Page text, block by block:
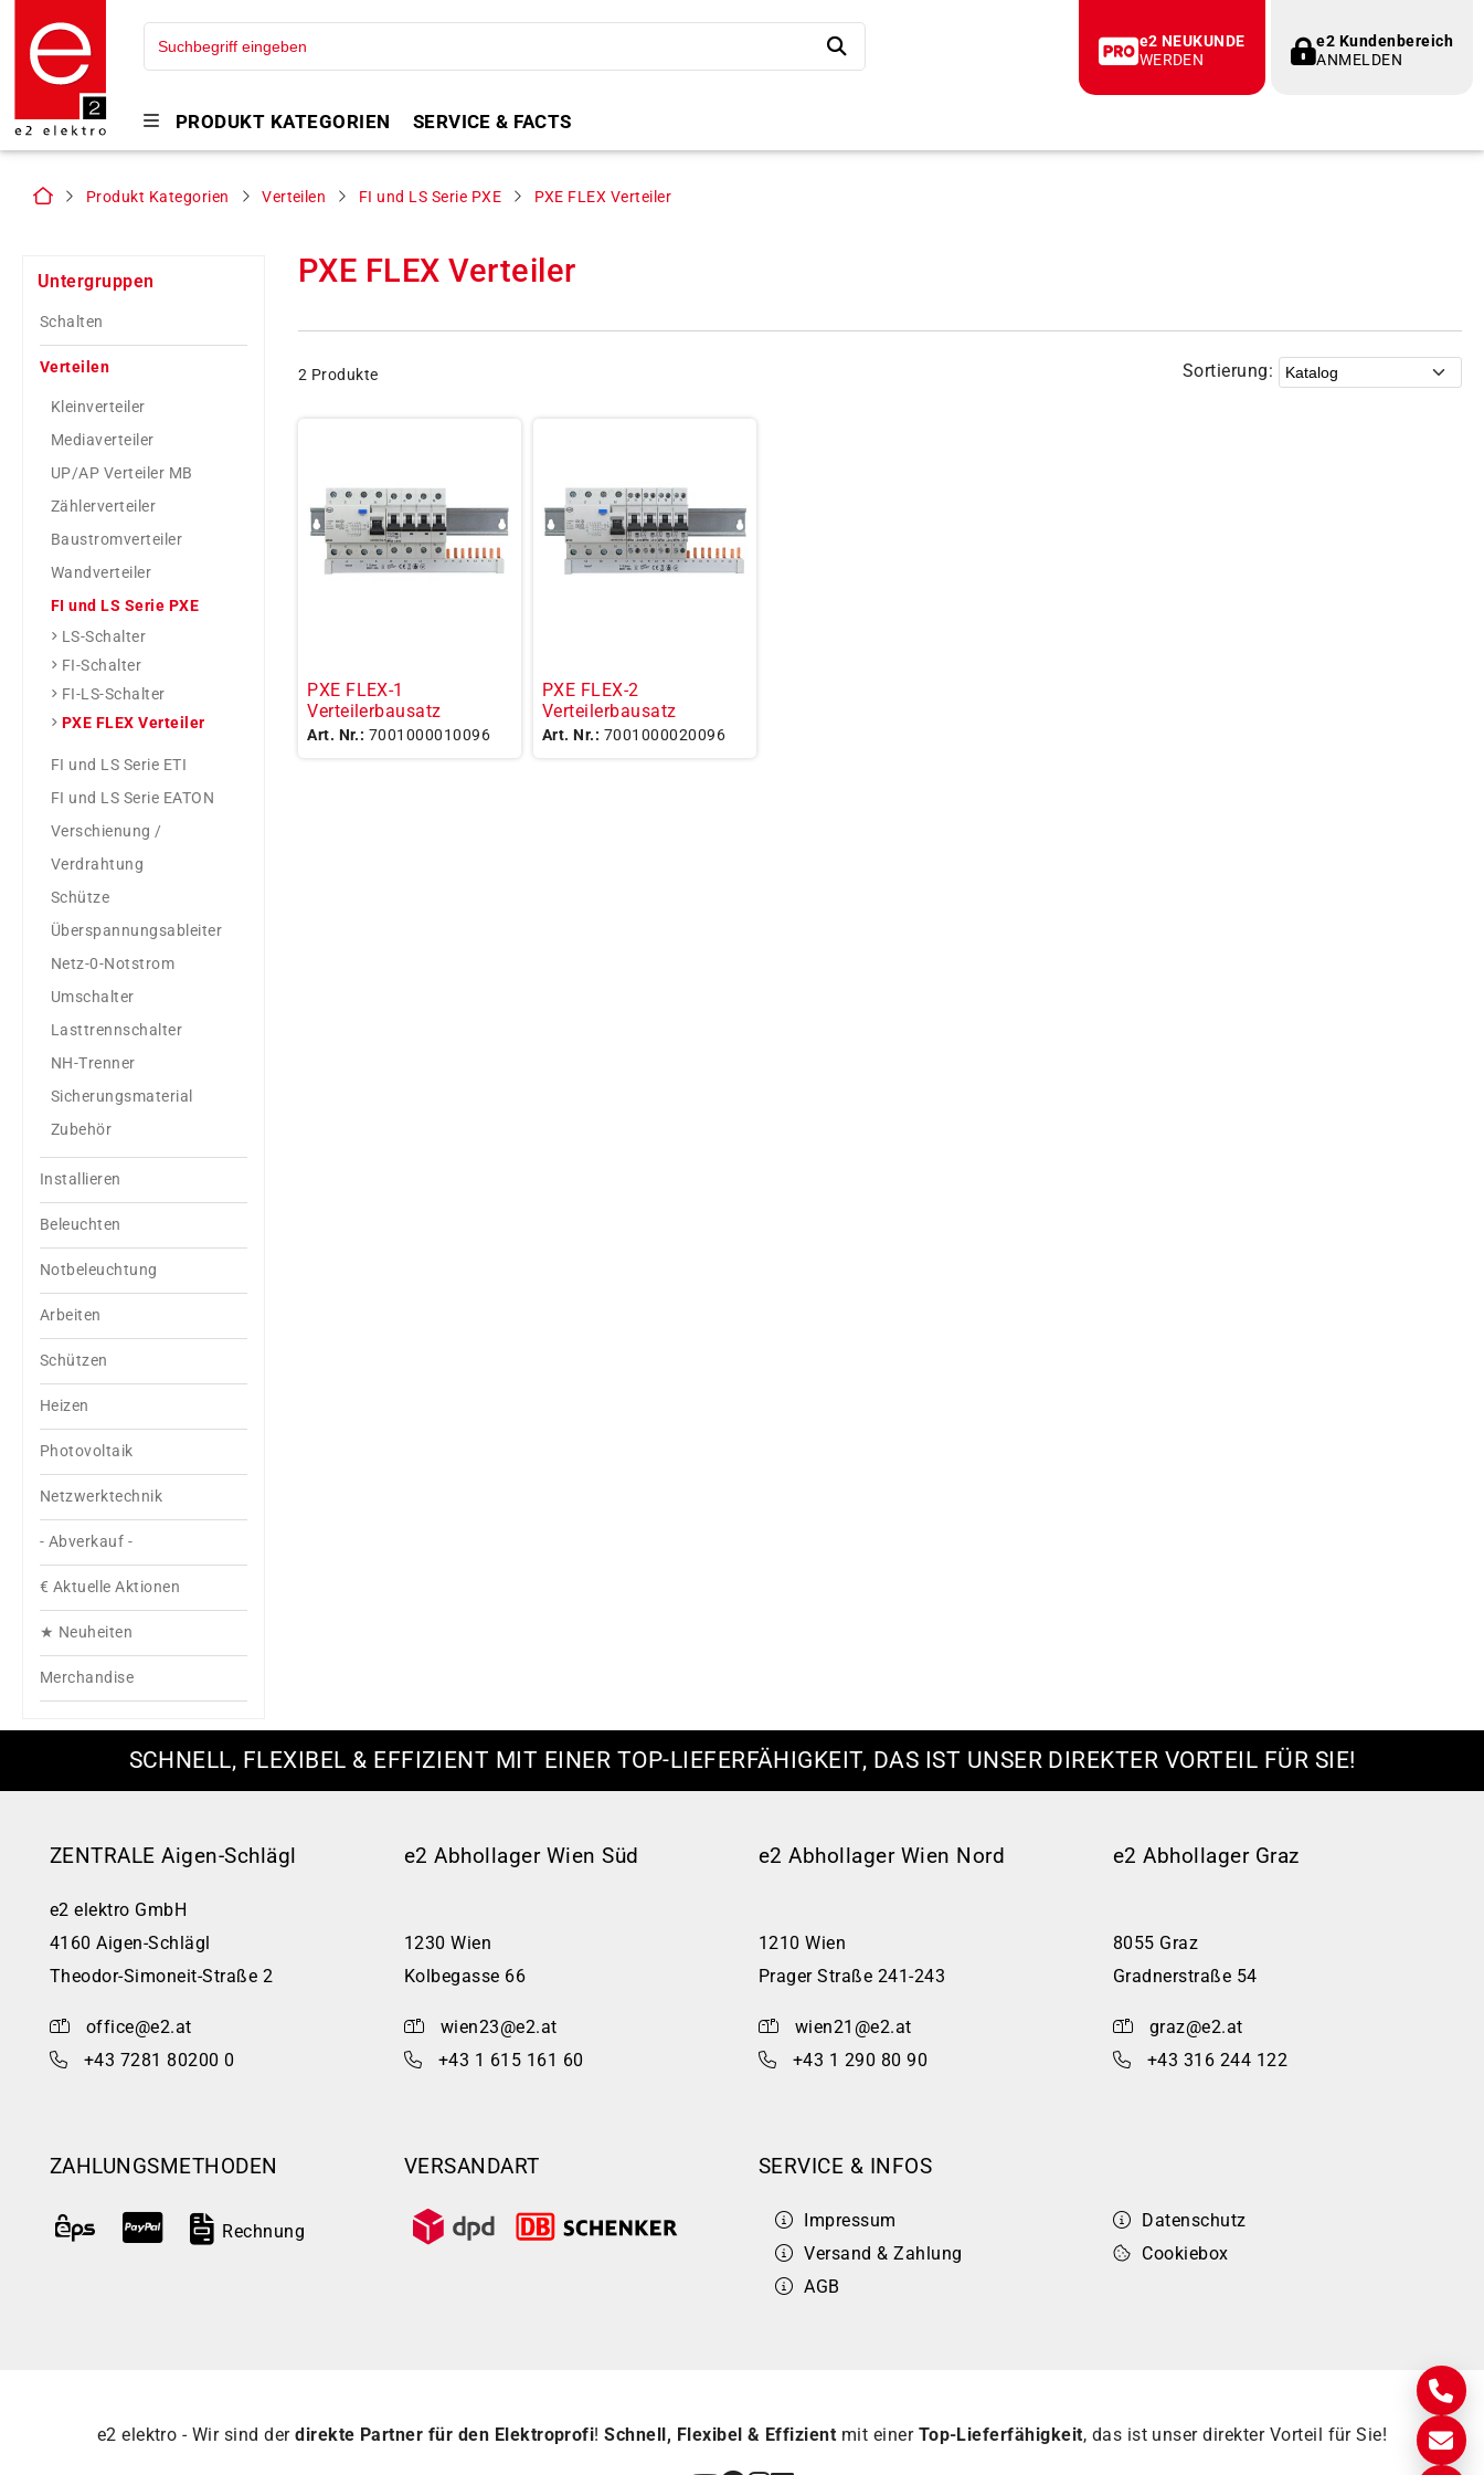
e2 Kundenbereich
ANMELDEN
e2 NEUKUNDE
WERDEN
PRODUKT KATEGORIEN SERVICE & FACTS
Produkt Kategorien Verteilen FI und LS Serie PXE PXE FLEX Verteiler
Untergruppen
Schalten
Verteilen
Kleinverteiler
Mediaverteiler
UP/AP Verteiler MB
Zählerverteiler
Baustromverteiler
Wandverteiler
FI und LS Serie PXE
LS-Schalter
FI-Schalter
FI-LS-Schalter
PXE FLEX Verteiler
FI und LS Serie ETI
FI und LS Serie EATON
Verschienung /
Verdrahtung
Schütze
Überspannungsableiter
Netz-0-Notstrom
Umschalter
Lasttrennschalter
NH-Trenner
Sicherungsmaterial
Zubehör
Installieren
Beleuchten
Notbeleuchtung
Arbeiten
Schützen
Heizen
Photovoltaik
Netzwerktechnik
- Abverkauf -
€ Aktuelle Aktionen
★ Neuheiten
Merchandise
PXE FLEX Verteiler
2 Produkte Sortierung:
PXE FLEX-1
Verteilerbausatz
Art. Nr.: 7001000010096
PXE FLEX-2
Verteilerbausatz
Art. Nr.: 7001000020096
SCHNELL, FLEXIBEL & EFFIZIENT MIT EINER TOP-LIEFERFÄHIGKEIT, DAS IST UNSER DIREKTER VORTEIL FÜR SIE!
ZENTRALE Aigen-Schlägl
e2 elektro GmbH
4160 Aigen-Schlägl
Theodor-Simoneit-Straße 2
office@e2.at
+43 7281 80200 0
e2 Abhollager Wien Süd
1230 Wien
Kolbegasse 66
wien23@e2.at
+43 1 615 161 60
e2 Abhollager Wien Nord
1210 Wien
Prager Straße 241-243
wien21@e2.at
+43 1 290 80 90
e2 Abhollager Graz
8055 Graz
Gradnerstraße 54
graz@e2.at
+43 316 244 122
ZAHLUNGSMETHODEN
Rechnung
VERSANDART SERVICE & INFOS
Impressum
Versand & Zahlung
AGB
Datenschutz
Cookiebox
e2 elektro - Wir sind derdirekte Partner für den Elektroprofi!Schnell, Flexibel & Effizient mit einer Top-Lieferfähigkeit, das ist unser direkter Vorteil für Sie!